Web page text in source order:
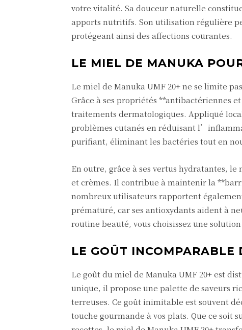
votre vitalité. Sa douceur naturelle
apports nutritifs. Son utilisation régulière
protégeant ainsi des affections courantes.
LE MIEL DE MANUKA
Le miel de Manuka UMF 20+ ne se limite
Grâce à ses propriétés **antibactériennes
traitements dermatologiques. Appliqué
problèmes cutanés en réduisant
purifiant, éliminant les bactéries tout en
En outre, grâce à ses vertus hydratantes,
et crèmes. Il contribue à maintenir la
nombreux utilisateurs rapportent
prématuré, car ses antioxydants aident à
routine beauté, vous choisissez une
LE GOÛT
Le goût du miel de Manuka UMF 20+ est
unique, il propose une palette de saveurs
terreuses. Ce goût inimitable est souvent
touche gourmande à vos plats. Que ce soit